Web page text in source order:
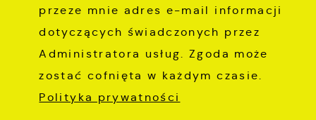
przeze mnie adres e-mail informacji
dotyczących świadczonych przez
Administratora usług. Zgoda może
zostać cofnięta w każdym czasie.
Polityka prywatności